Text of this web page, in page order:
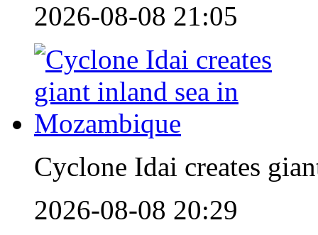
2026-08-08 21:05
Cyclone Idai creates
2026-08-08 20:29